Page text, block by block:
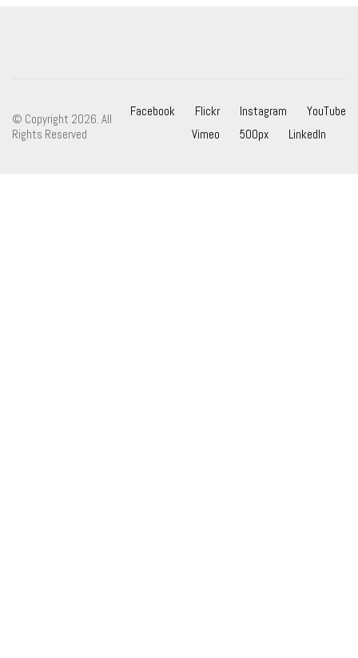
Facebook Flickr Instagram
YouTube
Vimeo
500px LinkedIn
© Copyright 2026. All
Rights Reserved